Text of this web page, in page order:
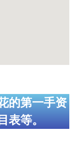
的第一手资
表等。